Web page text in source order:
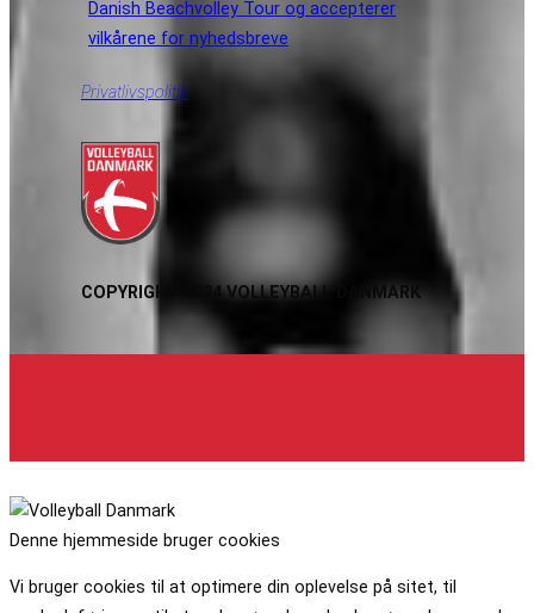
Danish Beachvolley Tour og accepterer
vilkårene for nyhedsbreve
Privatlivspolitik
COPYRIGHT 2024 VOLLEYBALL DANMARK
Denne hjemmeside bruger cookies
Vi bruger cookies til at optimere din oplevelse på sitet, til